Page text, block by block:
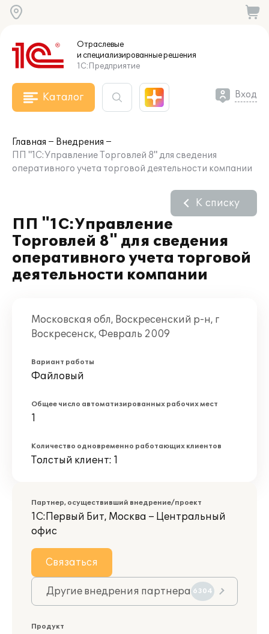
Отраслевые
и специализированныерешения
1С:Предприятие
Каталог Вход
Главная
Внедрения
ПП "1С:Управление Торговлей 8" для сведения
оперативного учета торговой деятельности компании
ПП "1С:Управление
Торговлей 8" для сведения
оперативного учета торговой
деятельности компании
К списку
Московская обл, Воскресенский р-н, г
Воскресенск, Февраль 2009
Вариант работы
Файловый
Общее число автоматизированных рабочих мест
1
Количество одновременно работающих клиентов
Толстый клиент: 1
Партнер, осуществивший внедрение/проект
1С:Первый Бит, Москва – Центральный
офис
Связаться
Другие внедрения партнера 6304
Продукт